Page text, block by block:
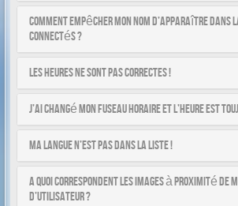
Comment empêcher mon nom d’apparaître dans
connectés ?
Les heures ne sont pas correctes !
J’ai changé mon fuseau horaire et l’heure est
Ma langue n’est pas dans la liste !
A quoi correspondent les images à proximité de
d’utilisateur ?